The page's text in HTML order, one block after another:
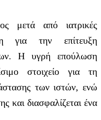
μετά από ιατρικές
για την επίτευξη
Η υγρή επούλωση
στοιχείο για τη
των ιστών, ενώ
και διασφαλίζεται ένα